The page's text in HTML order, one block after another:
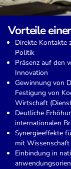
Vorteile
Direkte Kontakte
Politik
Präsenz auf den
Innovation
Gewinnung von
Festigung von
Wirtschaft
Deutliche
internationalen
Synergieeffekte
mit Wissenschaft
Einbindung in